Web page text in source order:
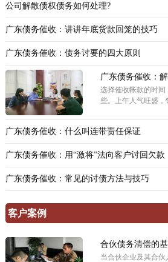
公司解散债权债务如何处理?
广东债务催收：讲讲年底货款回笼的技巧
广东债务催收：债务讨要的四大原则
广东债务催收：
选择催收帐款的时
些。上午人气旺盛，
广东债务催收：什么叫连带责任保证
广东债务催收：用“激将”法向客户讨回欠款
广东债务催收：常见的讨债方法与技巧
客户案例
合伙债务清偿的
当合伙企业及其合